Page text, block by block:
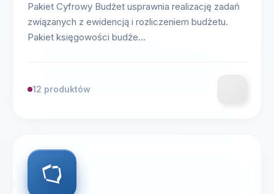
Pakiet Cyfrowy Budżet usprawnia realizację zadań
związanych z ewidencją i rozliczeniem budżetu.
Pakiet księgowości budże...
12 produktów